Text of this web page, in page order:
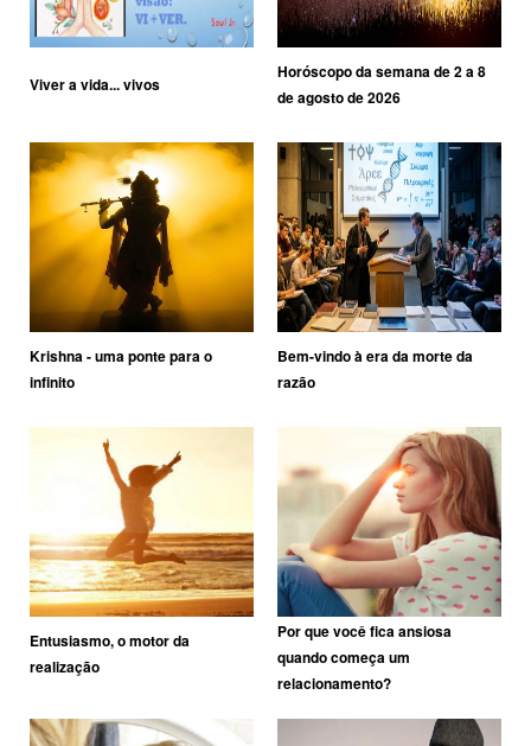
Viver a vida... vivos
Horóscopo da semana de 2 a 8
de agosto de 2026
Krishna - uma ponte para o
infinito
Bem-vindo à era da morte da
razão
Entusiasmo, o motor da
realização
Por que você fica ansiosa
quando começa um
relacionamento?